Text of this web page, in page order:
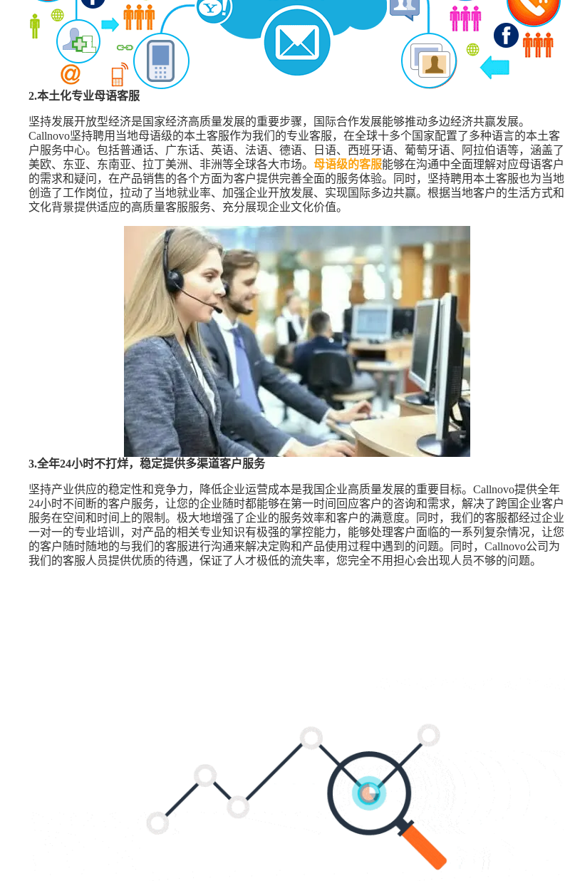
2.本土化专业母语客服
坚持发展开放型经济是国家经济高质量发展的重要步骤，国际合作发展能够推动多边经济共赢发展。
Callnovo坚持聘用当地母语级的本土客服作为我们的专业客服，在全球十多个国家配置了多种语言的本土客
户服务中心。包括普通话、广东话、英语、法语、德语、日语、西班牙语、葡萄牙语、阿拉伯语等，涵盖了
美欧、东亚、东南亚、拉丁美洲、非洲等全球各大市场。 母语级的客服能够在沟通中全面理解对应母语客户
的需求和疑问，在产品销售的各个方面为客户提供完善全面的服务体验。同时，坚持聘用本土客服也为当地
创造了工作岗位，拉动了当地就业率、加强企业开放发展、实现国际多边共赢。根据当地客户的生活方式和
文化背景提供适应的高质量客服服务、充分展现企业文化价值。
3.全年24小时不打烊，稳定提供多渠道客户服务
坚持产业供应的稳定性和竞争力，降低企业运营成本是我国企业高质量发展的重要目标。Callnovo提供全年
24小时不间断的客户服务，让您的企业随时都能够在第一时间回应客户的咨询和需求，解决了跨国企业客户
服务在空间和时间上的限制。极大地增强了企业的服务效率和客户的满意度。同时，我们的客服都经过企业
一对一的专业培训，对产品的相关专业知识有极强的掌控能力，能够处理客户面临的一系列复杂情况，让您
的客户随时随地的与我们的客服进行沟通来解决定购和产品使用过程中遇到的问题。同时，Callnovo公司为
我们的客服人员提供优质的待遇，保证了人才极低的流失率，您完全不用担心会出现人员不够的问题。